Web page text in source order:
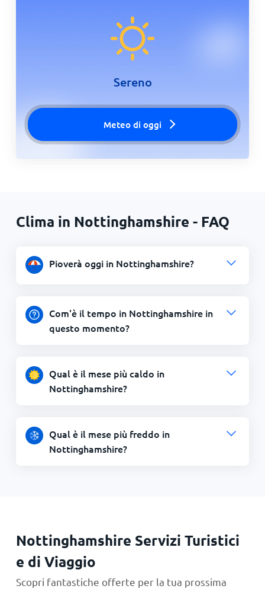
Sereno
Meteo di oggi
Clima in Nottinghamshire - FAQ
Pioverà oggi in Nottinghamshire?
Com'è il tempo in Nottinghamshire in
questo momento?
Qual è il mese più caldo in
Nottinghamshire?
Qual è il mese più freddo in
Nottinghamshire?
Nottinghamshire Servizi Turistici
e di Viaggio
Scopri fantastiche offerte per la tua prossima